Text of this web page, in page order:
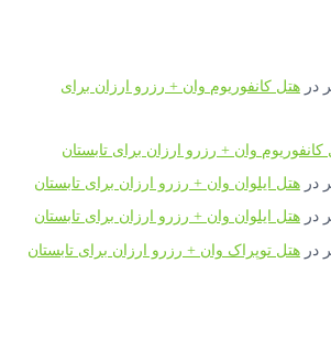
درهتل کانفوریوم وان + رزرو ارزان برای
کانفوریوم وان + رزرو ارزان برای تابستان
درهتل ایلوان وان + رزرو ارزان برای تابستان
درهتل ایلوان وان + رزرو ارزان برای تابستان
درهتل توپراک وان + رزرو ارزان برای تابستان